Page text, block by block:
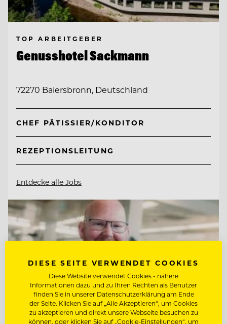
TOP ARBEITGEBER
Genusshotel Sackmann
72270 Baiersbronn, Deutschland
CHEF PÂTISSIER/KONDITOR
REZEPTIONSLEITUNG
Entdecke alle Jobs
DIESE SEITE VERWENDET COOKIES
Diese Website verwendet Cookies - nähere
Informationen dazu und zu Ihren Rechten als Benutzer
finden Sie in unserer Datenschutzerklärung am Ende
der Seite. Klicken Sie auf „Alle Akzeptieren“, um Cookies
zu akzeptieren und direkt unsere Webseite besuchen zu
können, oder klicken Sie auf „Cookie-Einstellungen“, um